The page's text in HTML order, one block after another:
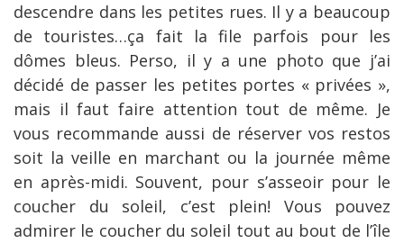
descendre dans les petites rues. Il y a beaucoup
de touristes…ça fait la file parfois pour les
dômes bleus. Perso, il y a une photo que j’ai
décidé de passer les petites portes « privées »,
mais il faut faire attention tout de même. Je
vous recommande aussi de réserver vos restos
soit la veille en marchant ou la journée même
en après-midi. Souvent, pour s’asseoir pour le
coucher du soleil, c’est plein! Vous pouvez
admirer le coucher du soleil tout au bout de l’île